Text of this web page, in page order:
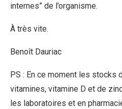
internes” de l’organisme.
À très vite.
Benoît Dauriac
PS : En ce moment les stocks
vitamines, vitamine D et de
les laboratoires et en